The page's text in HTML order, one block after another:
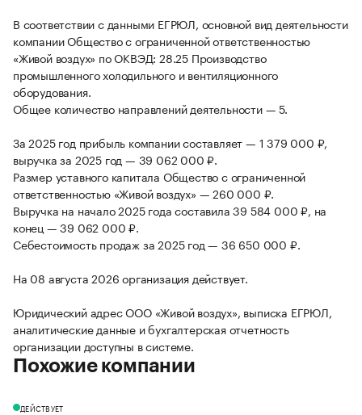
В соответствии с данными ЕГРЮЛ, основной вид деятельности
компании Общество с ограниченной ответственностью
«Живой воздух» по ОКВЭД: 28.25 Производство
промышленного холодильного и вентиляционного
оборудования.
Общее количество направлений деятельности — 5.
За 2025 год прибыль компании составляет — 1 379 000 ₽,
выручка за 2025 год — 39 062 000 ₽.
Размер уставного капитала Общество с ограниченной
ответственностью «Живой воздух» — 260 000 ₽.
Выручка на начало 2025 года составила 39 584 000 ₽, на
конец — 39 062 000 ₽.
Себестоимость продаж за 2025 год — 36 650 000 ₽.
На 08 августа 2026 организация действует.
Юридический адрес ООО «Живой воздух», выписка ЕГРЮЛ,
аналитические данные и бухгалтерская отчетность
организации доступны в системе.
Похожие компании
ДЕЙСТВУЕТ